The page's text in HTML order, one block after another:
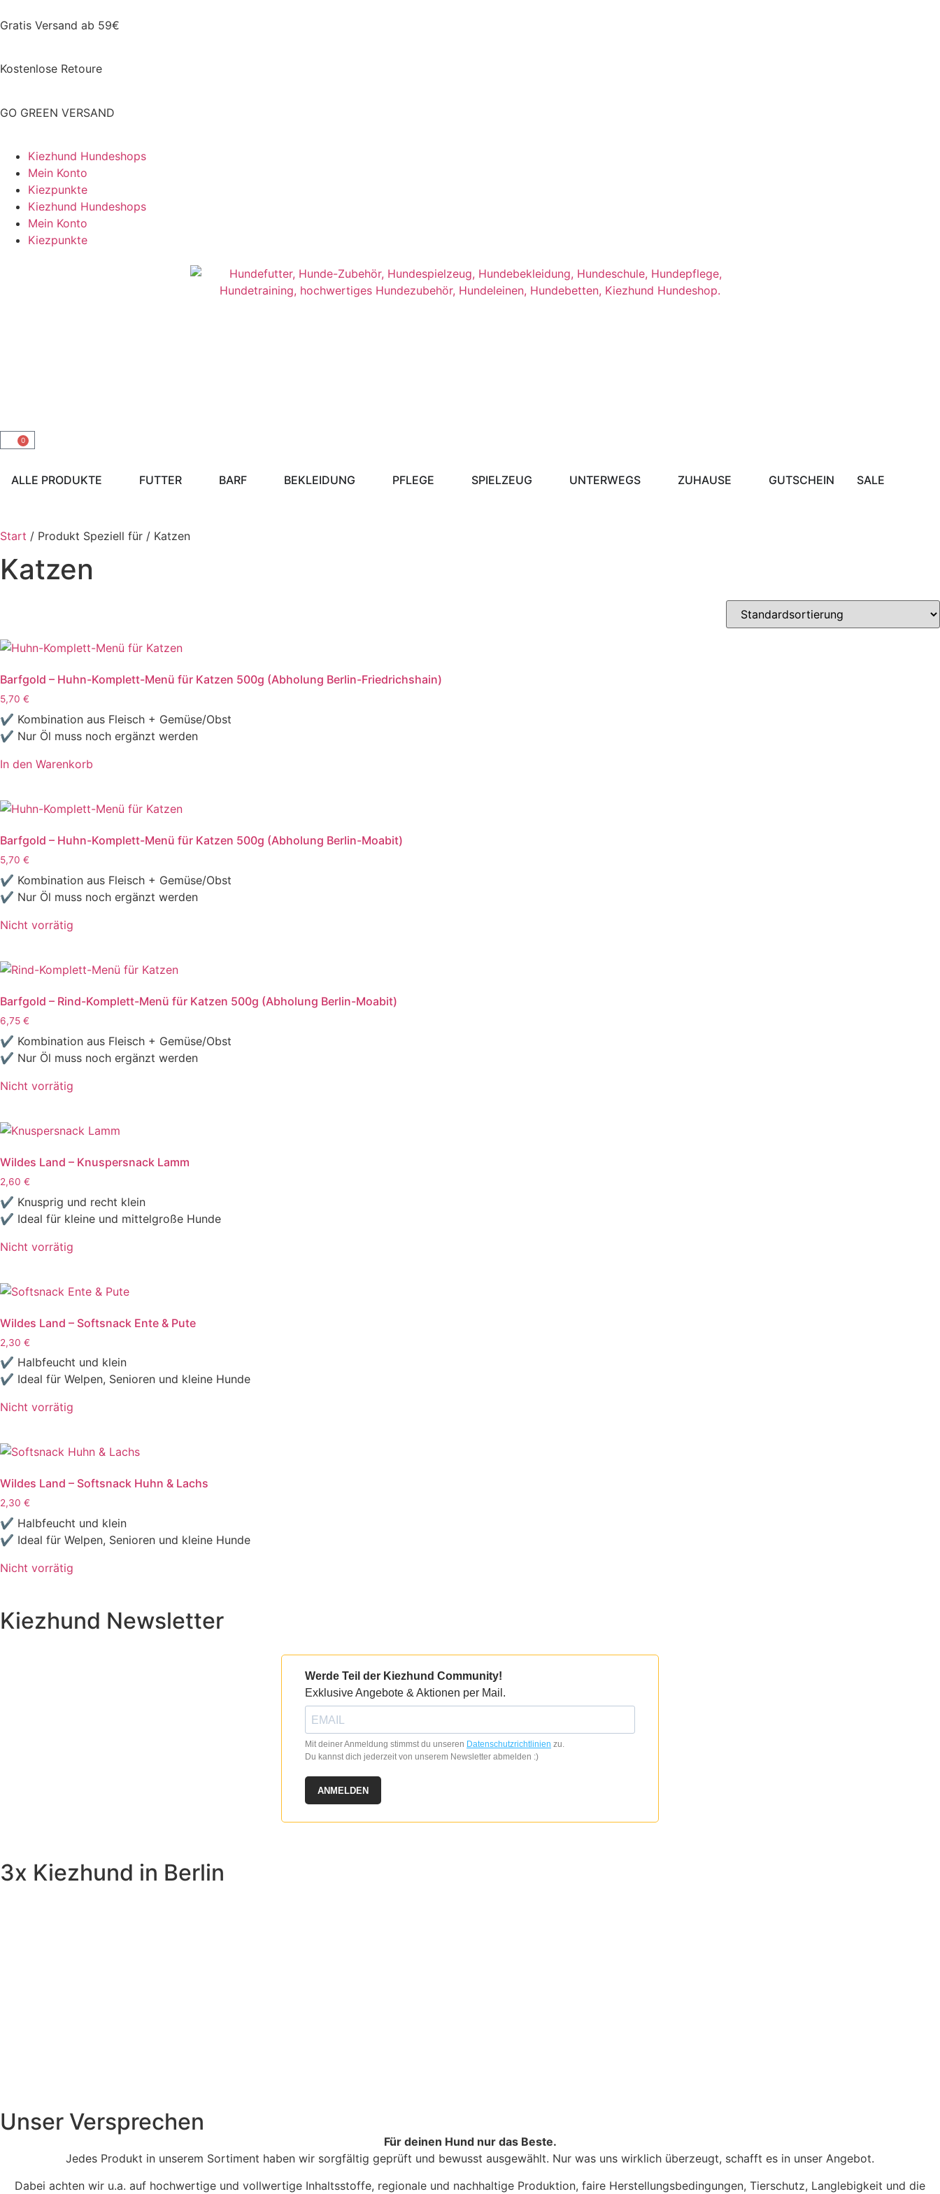
Gratis Versand ab 59€
Kostenlose Retoure
GO GREEN VERSAND
Kiezhund Hundeshops
Mein Konto
Kiezpunkte
Kiezhund Hundeshops
Mein Konto
Kiezpunkte
0
ALLE PRODUKTE FUTTER BARF BEKLEIDUNG PFLEGE SPIELZEUG UNTERWEGS ZUHAUSE GUTSCHEIN SALE
Start / Produkt Speziell für / Katzen
Katzen
Barfgold – Huhn-Komplett-Menü für Katzen 500g (Abholung Berlin-Friedrichshain)
5,70 €
✔ Kombination aus Fleisch + Gemüse/Obst
✔ Nur Öl muss noch ergänzt werden
In den Warenkorb
Barfgold – Huhn-Komplett-Menü für Katzen 500g (Abholung Berlin-Moabit)
5,70 €
✔ Kombination aus Fleisch + Gemüse/Obst
✔ Nur Öl muss noch ergänzt werden
Nicht vorrätig
Barfgold – Rind-Komplett-Menü für Katzen 500g (Abholung Berlin-Moabit)
6,75 €
✔ Kombination aus Fleisch + Gemüse/Obst
✔ Nur Öl muss noch ergänzt werden
Nicht vorrätig
Wildes Land – Knuspersnack Lamm
2,60 €
✔ Knusprig und recht klein
✔ Ideal für kleine und mittelgroße Hunde
Nicht vorrätig
Wildes Land – Softsnack Ente & Pute
2,30 €
✔ Halbfeucht und klein
✔ Ideal für Welpen, Senioren und kleine Hunde
Nicht vorrätig
Wildes Land – Softsnack Huhn & Lachs
2,30 €
✔ Halbfeucht und klein
✔ Ideal für Welpen, Senioren und kleine Hunde
Nicht vorrätig
Kiezhund Newsletter
Werde Teil der Kiezhund Community!
Exklusive Angebote & Aktionen per Mail.
Mit deiner Anmeldung stimmst du unseren Datenschutzrichtlinien zu.
Du kannst dich jederzeit von unserem Newsletter abmelden :)
ANMELDEN
3x Kiezhund in Berlin
Unser Versprechen
Für deinen Hund nur das Beste.
Jedes Produkt in unserem Sortiment haben wir sorgfältig geprüft und bewusst ausgewählt. Nur was uns wirklich überzeugt, schafft es in unser Angebot.
Dabei achten wir u.a. auf hochwertige und vollwertige Inhaltsstoffe, regionale und nachhaltige Produktion, faire Herstellungsbedingungen, Tierschutz, Langlebigkeit und die